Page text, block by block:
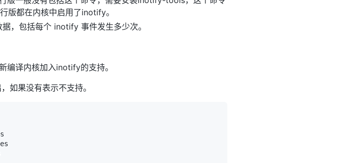
版都在内核中启用了inotify。
，包括每个 inotify 事件发生多少次。
编译内核加入inotify的支持。
如果没有表示不支持。